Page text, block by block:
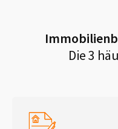
Die 3